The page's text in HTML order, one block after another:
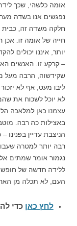
אומה כלשהי, שכך
נפגשים אנו בשדה
חלקה משדה זה, כבית
חייה של אומה זו. אכן
יותר, איננו יכולים
– קרקע זו. האנשים
שקידשוה, הרבה מעל
ליבו מעט, אף לא
לא יוכל לשכוח את
עצמנו כאן למלאכה
באצילות כה רבה.
הניצבת עדיין
רבה יותר למטרה
נגמור אומר שמתים
ללידה חדשה של
העם, לא תכלה מן
לחץ כאן כדי